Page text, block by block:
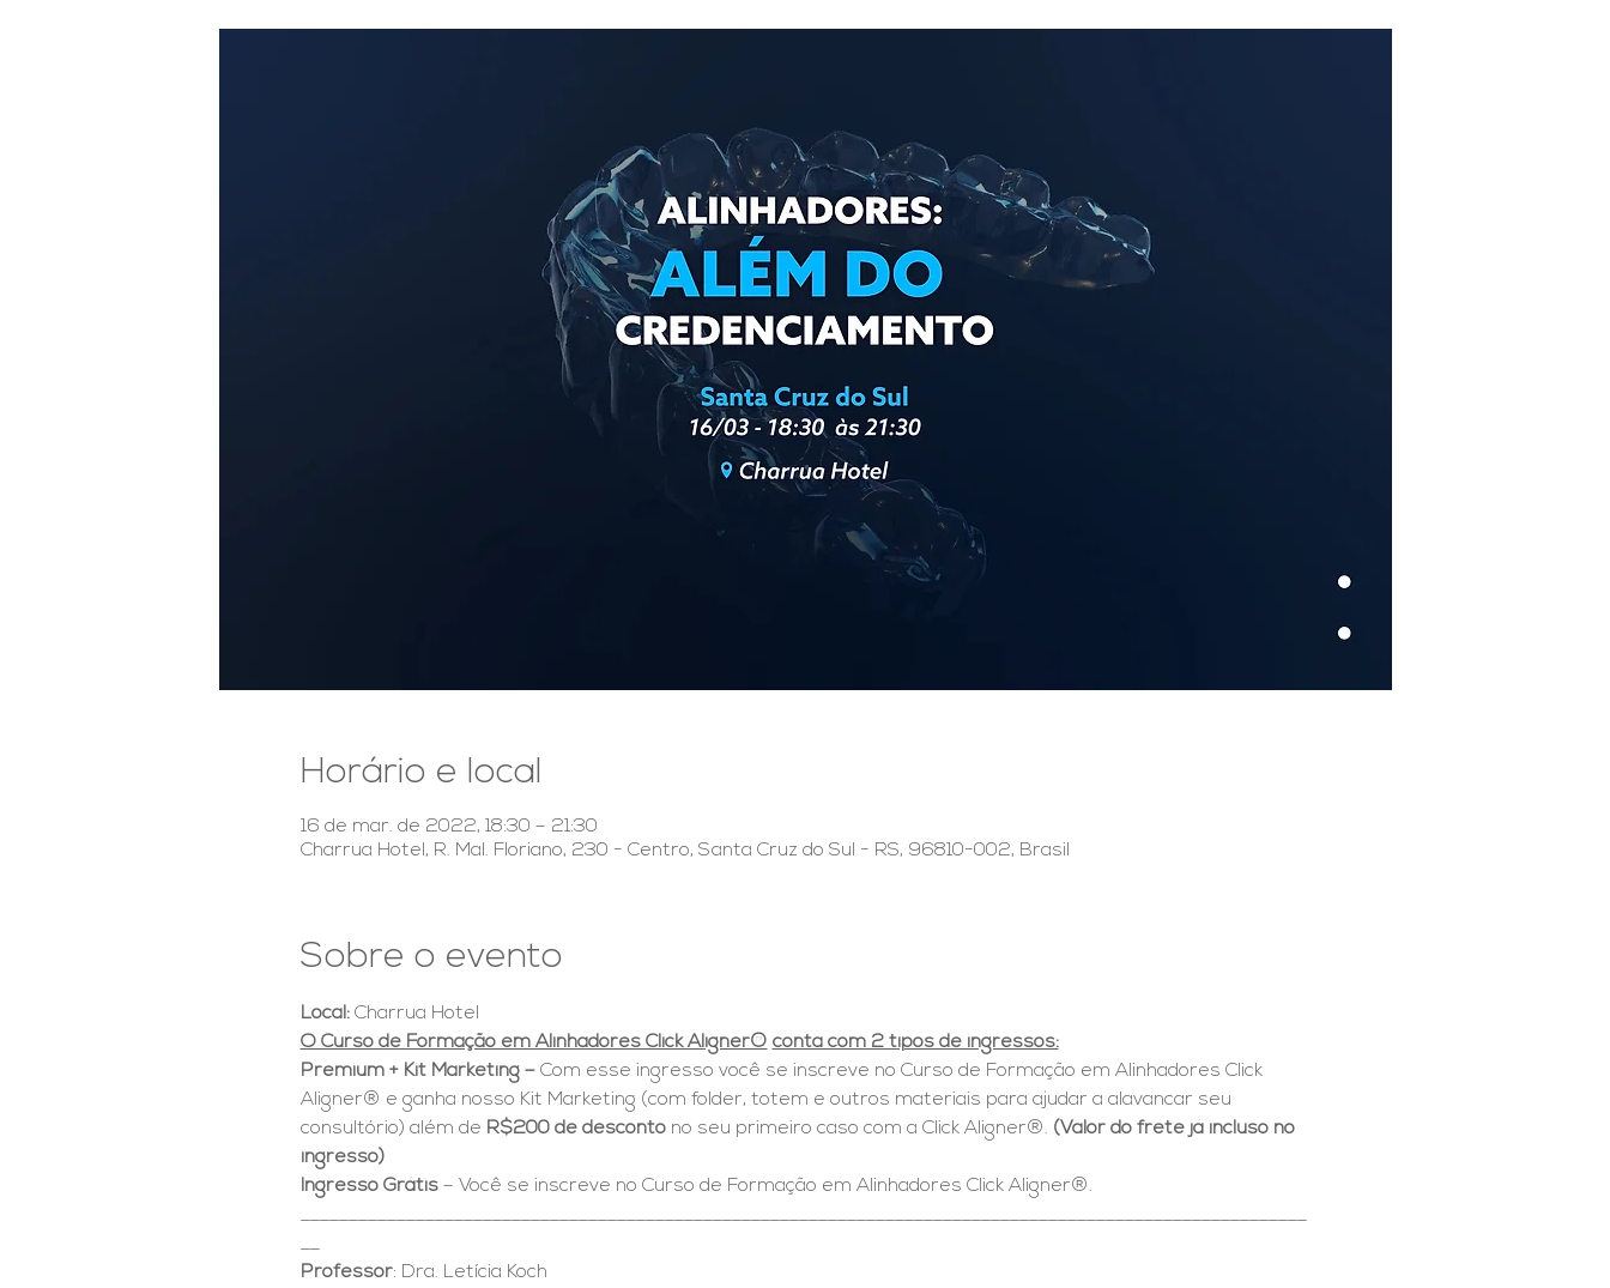
Horário e local
16 de mar. de 2022, 18:30 – 21:30
Charrua Hotel, R. Mal. Floriano, 230 - Centro, Santa Cruz do Sul - RS, 96810-002, Brasil
Sobre o evento
Local: Charrua Hotel
O Curso de Formação em Alinhadores Click Aligner® conta com 2 tipos de ingressos:
Premium + Kit Marketing – Com esse ingresso você se inscreve no Curso de Formação em Alinhadores Click
Aligner® e ganha nosso Kit Marketing (com folder, totem e outros materiais para ajudar a alavancar seu
consultório) além de R$200 de desconto no seu primeiro caso com a Click Aligner®. (Valor do frete já incluso no
ingresso)
Ingresso Grátis – Você se inscreve no Curso de Formação em Alinhadores Click Aligner®.
Professor: Dra. Letícia Koch